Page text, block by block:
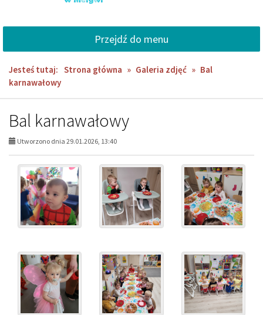
Przejdź do menu
Jesteś tutaj: Strona główna » Galeria zdjęć » Bal
karnawałowy
Bal karnawałowy
Utworzono dnia 29.01.2026, 13:40